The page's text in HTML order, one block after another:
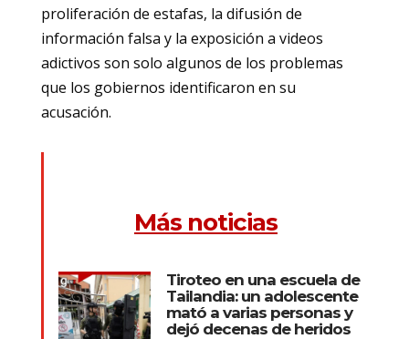
proliferación de estafas, la difusión de
información falsa y la exposición a videos
adictivos son solo algunos de los problemas
que los gobiernos identificaron en su
acusación.
Más noticias
Tiroteo en una escuela de
Tailandia: un adolescente
mató a varias personas y
dejó decenas de heridos